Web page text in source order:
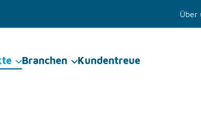
Über
Branchen Kundentreue